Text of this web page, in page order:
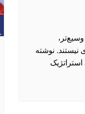
وسیع‌تر،
نیستند. نوشته